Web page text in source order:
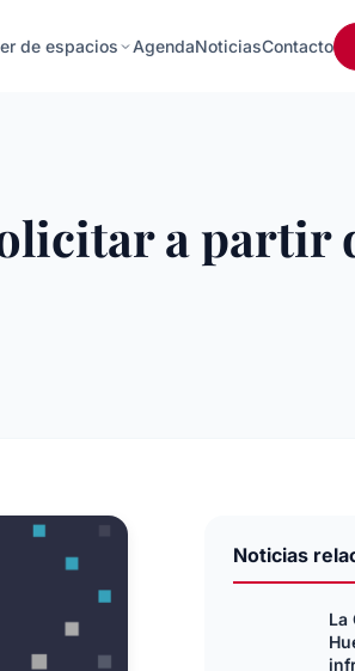
de espacios AgendaNoticiasContacto
a partir
Noticias
La